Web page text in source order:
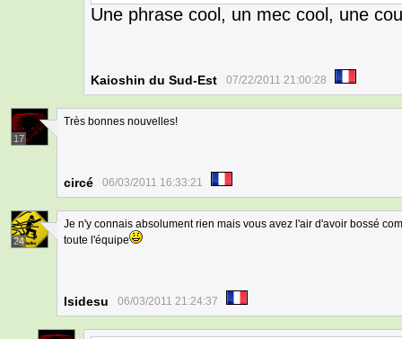
Une phrase cool, un mec cool, une
Kaioshin du Sud-Est 07/22/2011 21:00:28
17
Très bonnes nouvelles!
circé 06/03/2011 16:33:21
24
Je n'y connais absolument rien mais vous avez l'air d'avoir bossé
toute l'équipe
Isidesu 06/03/2011 21:24:37